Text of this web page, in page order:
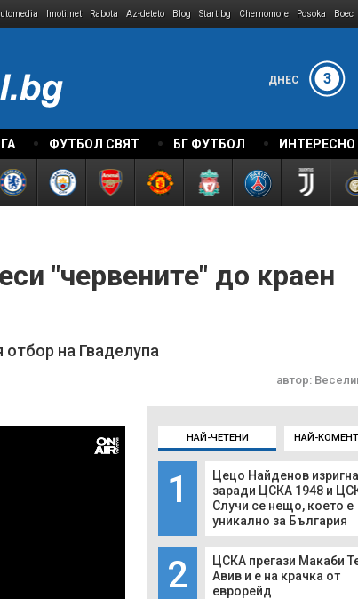
Imoti.net Rabota Az-deteto Blog Start.bg Chernomore Posoka Boec
ДНЕС 3
ФУТБОЛ СВЯТ БГ ФУТБОЛ ИНТЕРЕСНО
"червените" до краен
на Гваделупа
автор:
НАЙ-ЧЕТЕНИ НАЙ-
1
Цецо Найденов изригна
заради ЦСКА 1948 и
Случи се нещо, което е
уникално за България
2
ЦСКА прегази Макаби
Авив и е на крачка от
еврорейд